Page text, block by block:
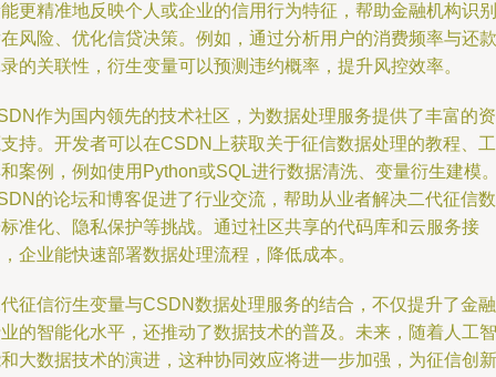
更精准地反映个人或企业的信用行为特征，帮助金融机构识别
风险、优化信贷决策。例如，通过分析用户的消费频率与还款
的关联性，衍生变量可以预测违约概率，提升风控效率。
作为国内领先的技术社区，为数据处理服务提供了丰富的资
持。开发者可以在CSDN上获取关于征信数据处理的教程、工
案例，例如使用Python或SQL进行数据清洗、变量衍生建模
的论坛和博客促进了行业交流，帮助从业者解决二代征信数
准化、隐私保护等挑战。通过社区共享的代码库和云服务接
企业能快速部署数据处理流程，降低成本。
征信衍生变量与CSDN数据处理服务的结合，不仅提升了金融
的智能化水平，还推动了数据技术的普及。未来，随着人工智
大数据技术的演进，这种协同效应将进一步加强，为征信创新